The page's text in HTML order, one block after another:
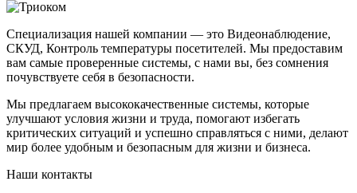
Специализация нашей компании — это Видеонаблюдение,
СКУД, Контроль температуры посетителей. Мы предоставим
вам самые проверенные системы, с нами вы, без сомнения
почувствуете себя в безопасности.
Мы предлагаем высококачественные системы, которые
улучшают условия жизни и труда, помогают избегать
критических ситуаций и успешно справляться с ними, делают
мир более удобным и безопасным для жизни и бизнеса.
Наши контакты